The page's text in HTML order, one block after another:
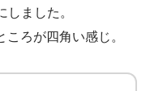
しました。
ろが四角い感じ。